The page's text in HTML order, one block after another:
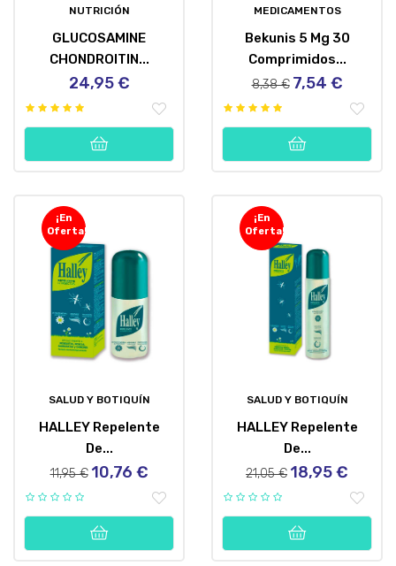
NUTRICIÓN
GLUCOSAMINE
CHONDROITIN...
Precio
24,95 €
MEDICAMENTOS
Bekunis 5 Mg 30
Comprimidos...
Precio
8,38 € Precio
7,54 €
¡En
Oferta!
SALUD Y BOTIQUÍN
HALLEY Repelente
De...
Precio
11,95 € Precio
10,76 €
¡En
Oferta!
SALUD Y BOTIQUÍN
HALLEY Repelente
De...
Precio
21,05 € Precio
18,95 €